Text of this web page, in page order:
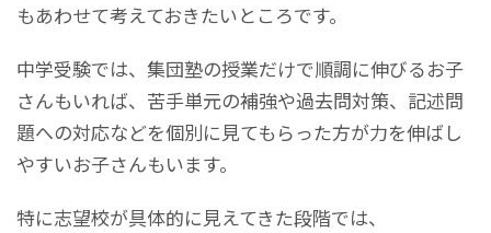
もあわせて考えておきたいところです。
中学受験では、集団塾の授業だけで順調に伸びるお子
さんもいれば、苦手単元の補強や過去問対策、記述問
題への対応などを個別に見てもらった方が力を伸ばし
やすいお子さんもいます。
特に志望校が具体的に見えてきた段階では、